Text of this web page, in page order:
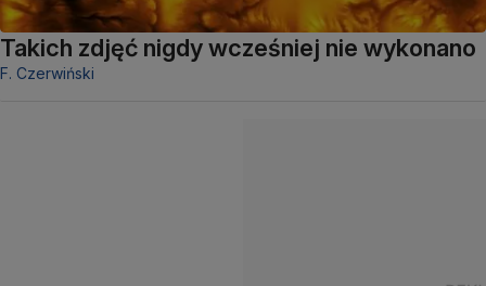
Takich zdjęć nigdy wcześniej nie wykonano
F. Czerwiński